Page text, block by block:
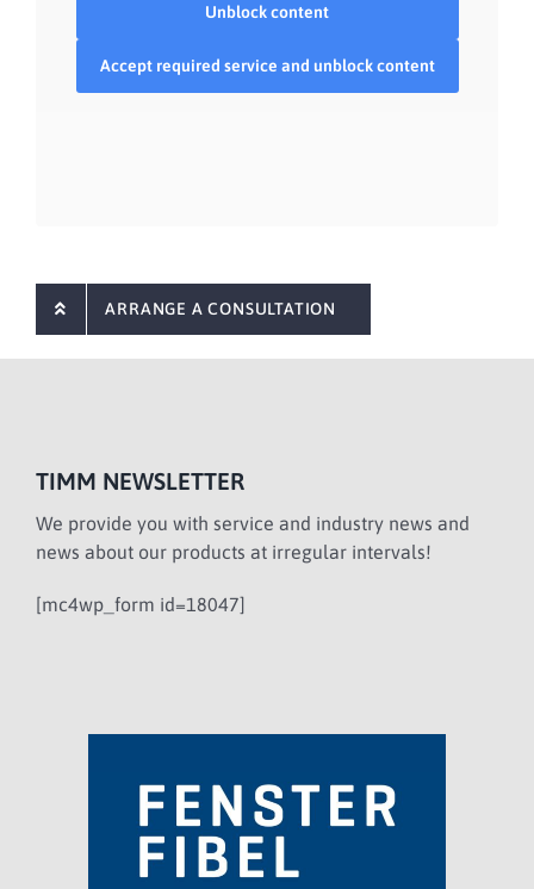
Unblock content
Accept required service and unblock content
ARRANGE A CONSULTATION
TIMM NEWSLETTER
We provide you with service and industry news and
news about our products at irregular intervals!
[mc4wp_form id=18047]